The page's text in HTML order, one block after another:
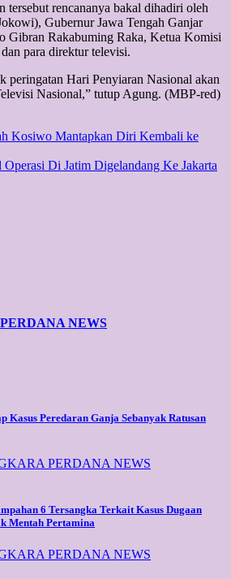
tersebut rencananya bakal dihadiri oleh
Gubernur Jawa Tengah Ganjar
Gibran Rakabuming Raka, Ketua Komisi
para direktur televisi.
peringatan Hari Penyiaran Nasional akan
Nasional,” tutup Agung. (MBP-red)
Kosiwo Mantapkan Diri Kembali ke
Di Jatim Digelandang Ke Jakarta
NEWS
Kasus Peredaran Ganja Sebanyak Ratusan
PERDANA NEWS
6 Tersangka Terkait Kasus Dugaan
Mentah Pertamina
PERDANA NEWS